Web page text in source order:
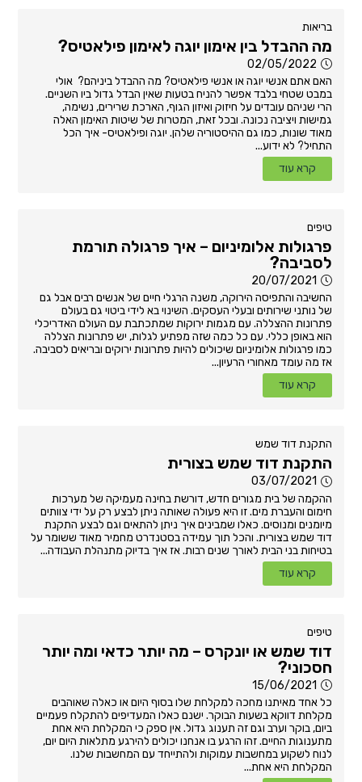
בריאות
מה ההבדל בין אימון יוגה לאימון פילאטיס?
02/05/2022
האם אתם אנשי יוגה או אנשי פילאטיס? מה ההבדל ביניהם? אולי
במבט שטחי בלבד אפשר להניח בטעות שאין הבדל גדול ביו השניים.
הרי שניהם עובדים על חיזוק ואיזון הגוף, הארכת שרירים, נשימה,
גמישות ויציבה נכונה. ובכל זאת, המטרות של שיטות האימון האלה
מאוד שונות, כמו גם ההיסטוריה שלהן. יוגה ופילאטיס- איך הכל
התחיל? לא ידוע...
קרא עוד
טיפים
פרגולות אלומיניום – איך פרגולה תורמת
לסביבה?
20/07/2021
החשיבה והתפיסה הירוקה, משנה הרגלי חיים של אנשים רבים אבל גם
של נותני שירותים ובעלי העסקים. השינוי בא לידי ביטוי גם בעולם
פתרונות ההצללה. עם מגמות ירוקות שמתכתבת עם העולם האדריכלי
הוא באופן כללי. עם כל כמה שזה מפתיע לגלות, יש פתרונות הצללה
כמו פרגולות אלומיניום שיכולים להיות פתרונות ירוקים ובריאים לסביבה.
אז מה עומד מאחורי הרעיון...
קרא עוד
התקנת דוד שמש
התקנת דוד שמש בצורית
03/07/2021
ההקמה של בית מגורים חדש, דורשת בחינה מעמיקה של מערכות
חימום והעברת מים. זו היא פעולה שאותה ניתן לבצע רק על ידי צוותים
מיומנים ומנוסים. כאלו שמבינים איך ניתן להתאים וגם לבצע התקנת
דוד שמש בצורית. והכל תוך עמידה בסטנדרט מחמיר מאוד ששומר על
בטיחות בני הבית לאורך שנים רבות. אז איך בדיוק מתנהלת העבודה...
קרא עוד
טיפים
דוד שמש או יונקרס – מה יותר כדאי ומה יותר
חסכוני?
15/06/2021
כל אחד מאיתנו מחכה למקלחת שלו בסוף היום או כאלה שאוהבים
מקלחת דווקא בשעות הבוקר. ישנם כאלו המעדיפים להתקלח פעמיים
ביום, בוקר וערב וגם זה תענוג גדול. אין ספק כי המקלחת היא אחת
מתענוגות החיים. זהו הרגע בו אנחנו יכולים להירגע מתלאות היום יום,
לנוח לשקוע במחשבות עמוקות ולהתייחד עם המחשבות שלנו.
המקלחת היא אחת...